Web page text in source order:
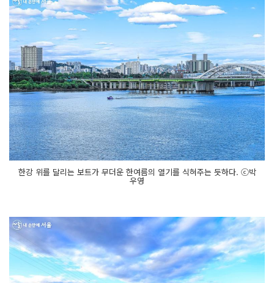
한강 위를 달리는 보트가 무더운 한여름의 열기를 식혀주는 듯하다. ⓒ박
우영